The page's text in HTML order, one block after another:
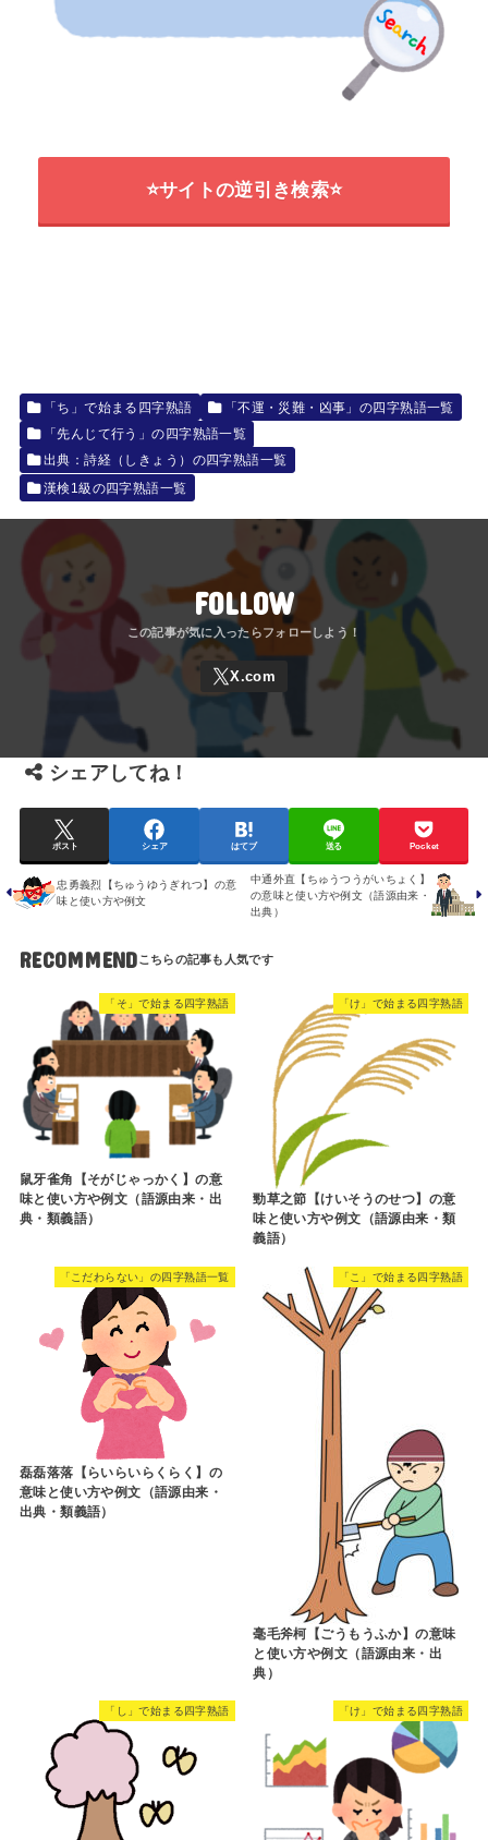
⭐サイトの逆引き検索⭐
「ち」で始まる四字熟語
「不運・災難・凶事」の四字熟語一覧
「先んじて行う」の四字熟語一覧
出典：詩経（しきょう）の四字熟語一覧
漢検1級の四字熟語一覧
FOLLOW
シェアしてね！
ポスト シェア はてブ 送る Pocket
忠勇義烈【ちゅうゆうぎれつ】の意
味と使い方や例文
中通外直【ちゅうつうがいちょく】
の意味と使い方や例文（語源由来・
出典）
RECOMMEND
「そ」で始まる四字熟語
鼠牙雀角【そがじゃっかく】の意
味と使い方や例文（語源由来・出
典・類義語）
「け」で始まる四字熟語
勁草之節【けいそうのせつ】の意
味と使い方や例文（語源由来・類
義語）
「こだわらない」の四字熟語一覧
磊磊落落【らいらいらくらく】の
意味と使い方や例文（語源由来・
出典・類義語）
「こ」で始まる四字熟語
毫毛斧柯【ごうもうふか】の意味
と使い方や例文（語源由来・出
典）
「し」で始まる四字熟語 「け」で始まる四字熟語